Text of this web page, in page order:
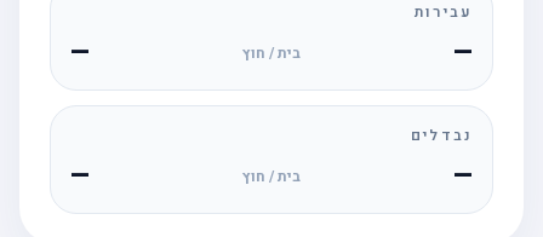
עבירות
— בית / חוץ —
נבדלים
— בית / חוץ —